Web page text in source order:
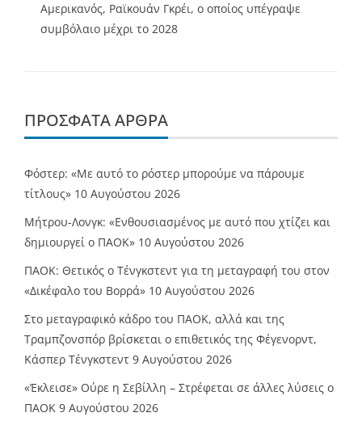
Αμερικανός, Ραϊκουάν Γκρέι, ο οποίος υπέγραψε
συμβόλαιο μέχρι το 2028
ΠΡΌΣΦΑΤΑ ΆΡΘΡΑ
Φόστερ: «Με αυτό το ρόστερ μπορούμε να πάρουμε
τίτλους» 10 Αυγούστου 2026
Μήτρου-Λονγκ: «Ενθουσιασμένος με αυτό που χτίζει και
δημιουργεί ο ΠΑΟΚ» 10 Αυγούστου 2026
ΠΑΟΚ: Θετικός ο Τένγκστεντ για τη μεταγραφή του στον
«Δικέφαλο του Βορρά» 10 Αυγούστου 2026
Στο μεταγραφικό κάδρο του ΠΑΟΚ, αλλά και της
Τραμπζονσπόρ βρίσκεται ο επιθετικός της Φέγενορντ,
Κάσπερ Τένγκστεντ 9 Αυγούστου 2026
«Έκλεισε» Ούρε η Σεβίλλη – Στρέφεται σε άλλες λύσεις ο
ΠΑΟΚ 9 Αυγούστου 2026